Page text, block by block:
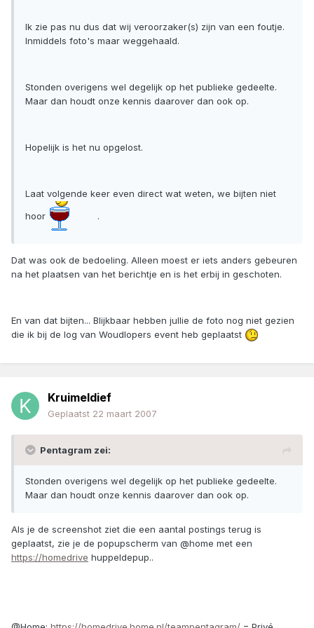
Ik zie pas nu dus dat wij veroorzaker(s) zijn van een foutje.
Inmiddels foto's maar weggehaald.
Stonden overigens wel degelijk op het publieke gedeelte.
Maar dan houdt onze kennis daarover dan ook op.
Hopelijk is het nu opgelost.
Laat volgende keer even direct wat weten, we bijten niet
hoor
.
Dat was ook de bedoeling. Alleen moest er iets anders gebeuren
na het plaatsen van het berichtje en is het erbij in geschoten.
En van dat bijten... Blijkbaar hebben jullie de foto nog niet gezien
die ik bij de log van Woudlopers event heb geplaatst
Kruimeldief
Geplaatst 22 maart 2007
Pentagram zei:
Stonden overigens wel degelijk op het publieke gedeelte.
Maar dan houdt onze kennis daarover dan ook op.
Als je de screenshot ziet die een aantal postings terug is
geplaatst, zie je de popupscherm van @home met een
https://homedrive huppeldepup..